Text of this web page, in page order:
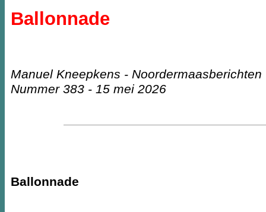
Ballonnade
Manuel Kneepkens - Noordermaasberichten
Nummer 383 - 15 mei 2026
Ballonnade